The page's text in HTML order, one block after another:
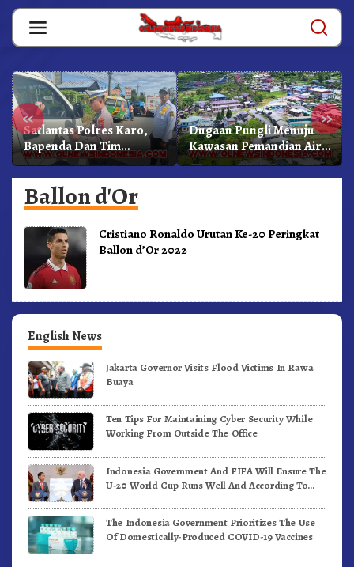
Skip
content
« »
Satlantas Polres Karo,
Bapenda Dan Tim
Lainnya Gelar Oprasi
Sadar Pajak Kenderaan
Dugaan Pungli Menuju
Kawasan Pemandian Air
Panas Semangat Gunung
– Doulu Foto Dan
Ballon d'Or
Cristiano Ronaldo Urutan Ke-20 Peringkat
Ballon d’Or 2022
English News
Jakarta Governor Visits Flood Victims In Rawa
Buaya
Ten Tips For Maintaining Cyber Security While
Working From Outside The Office
Indonesia Government And FIFA Will Ensure The
U-20 World Cup Runs Well And According To
The Indonesia Government Prioritizes The Use
Of Domestically-Produced COVID-19 Vaccines